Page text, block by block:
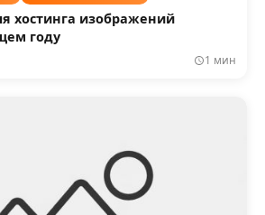
хостинга изображений
году
1 мин